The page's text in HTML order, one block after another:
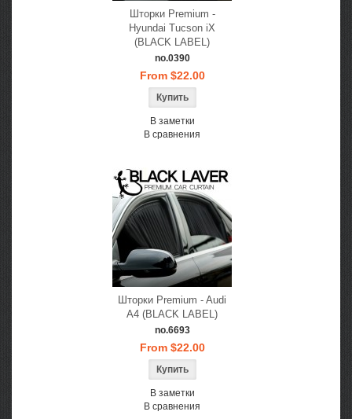
Шторки Premium -
Hyundai Tucson iX
(BLACK LABEL)
no.0390
From $22.00
В заметки
В сравнения
Шторки Premium - Audi
A4 (BLACK LABEL)
no.6693
From $22.00
В заметки
В сравнения